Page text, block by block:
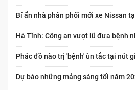
Bí ẩn nhà phân phối mới xe Nissan
Hà Tĩnh: Công an vượt lũ đưa bệnh
Phác đồ nào trị 'bệnh' ùn tắc tại nút
Dự báo những mảng sáng tối năm